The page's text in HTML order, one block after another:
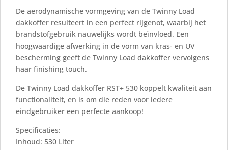
De aerodynamische vormgeving van de Twinny Load
dakkoffer resulteert in een perfect rijgenot, waarbij het
brandstofgebruik nauwelijks wordt beïnvloed. Een
hoogwaardige afwerking in de vorm van kras- en UV
bescherming geeft de Twinny Load dakkoffer vervolgens
haar finishing touch.
De Twinny Load dakkoffer RST+ 530 koppelt kwaliteit aan
functionaliteit, en is om die reden voor iedere
eindgebruiker een perfecte aankoop!
Specificaties:
Inhoud: 530 Liter